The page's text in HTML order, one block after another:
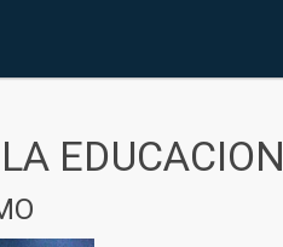
EDUCACION